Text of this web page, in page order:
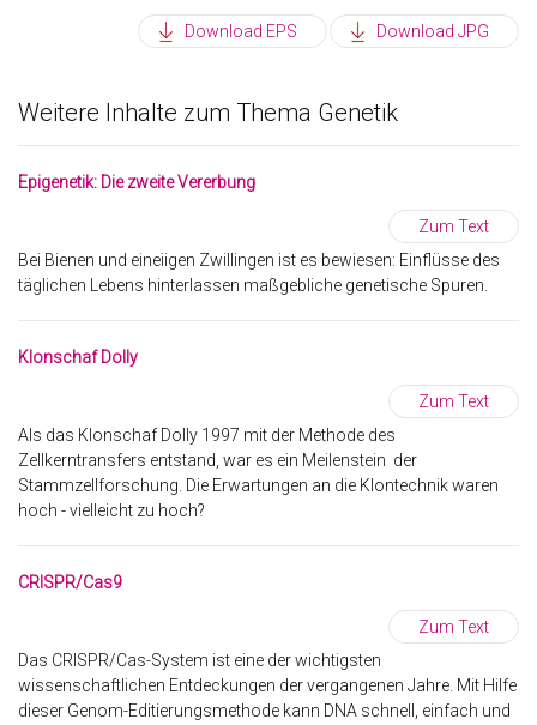
Download EPS Download JPG
Weitere Inhalte zum Thema Genetik
Epigenetik: Die zweite Vererbung
Zum Text
Bei Bienen und eineiigen Zwillingen ist es bewiesen: Einflüsse des
täglichen Lebens hinterlassen maßgebliche genetische Spuren.
Klonschaf Dolly
Zum Text
Als das Klonschaf Dolly 1997 mit der Methode des
Zellkerntransfers entstand, war es ein Meilenstein der
Stammzellforschung. Die Erwartungen an die Klontechnik waren
hoch - vielleicht zu hoch?
CRISPR/Cas9
Zum Text
Das CRISPR/Cas-System ist eine der wichtigsten
wissenschaftlichen Entdeckungen der vergangenen Jahre. Mit Hilfe
dieser Genom-Editierungsmethode kann DNA schnell, einfach und